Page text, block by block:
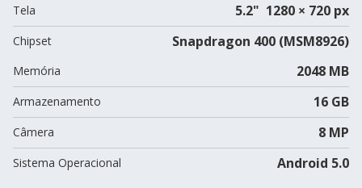
Tela 5.2" 1280 × 720 px
Chipset Snapdragon 400 (MSM8926)
Memória 2048 MB
Armazenamento 16 GB
Câmera 8 MP
Sistema Operacional Android 5.0